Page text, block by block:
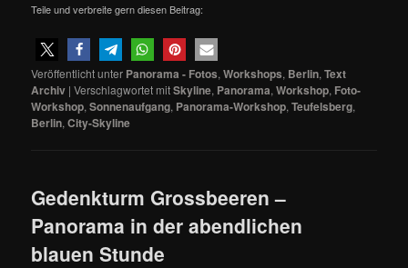
Teile und verbreite gern diesen Beitrag:
Veröffentlicht unter Panorama - Fotos,Workshops, Berlin,Text
Archiv |Verschlagwortet mitSkyline, Panorama,Workshop, Foto-
Workshop,Sonnenaufgang, Panorama-Workshop,Teufelsberg,
Berlin,City-Skyline
Gedenkturm Grossbeeren –
Panorama in der abendlichen
blauen Stunde